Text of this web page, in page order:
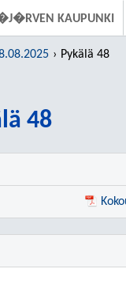
KAUPUNKI
Pykälä 48
48